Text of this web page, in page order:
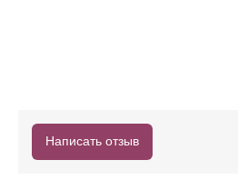
Написать отзыв